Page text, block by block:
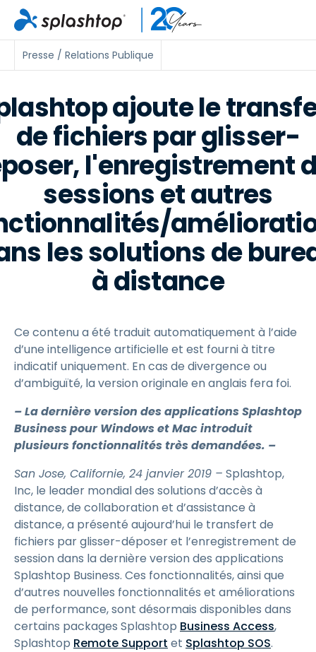
Presse / Relations Publique
ajoute le
de fichiers par glisser-
l'enregistrement
sessions et autres
les solutions de
à distance
Ce contenu a été traduit automatiquement à l’aide
d’une intelligence artificielle et est fourni à titre
indicatif uniquement. En cas de divergence ou
d’ambiguïté, la version originale en anglais fera foi.
– La dernière version des applications Splashtop
Business pour Windows et Mac introduit
plusieurs fonctionnalités très demandées. –
San Jose, Californie, 24 janvier 2019 – Splashtop,
Inc, le leader mondial des solutions d’accès à
distance, de collaboration et d’assistance à
distance, a présenté aujourd’hui le transfert de
fichiers par glisser-déposer et l’enregistrement de
session dans la dernière version des applications
Splashtop Business. Ces fonctionnalités, ainsi que
d’autres nouvelles fonctionnalités et améliorations
de performance, sont désormais disponibles dans
certains packages Splashtop Business Access,
Splashtop Remote Support et Splashtop SOS.